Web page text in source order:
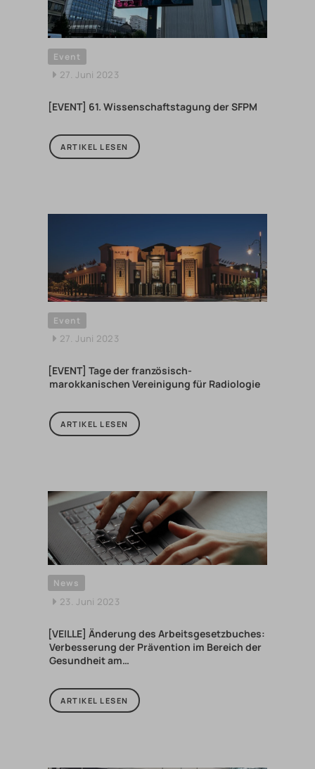
Event
27. Juni 2023
[EVENT] 61. Wissenschaftstagung der SFPM
ARTIKEL LESEN
Event
27. Juni 2023
[EVENT] Tage der französisch-
marokkanischen Vereinigung für Radiologie
ARTIKEL LESEN
News
23. Juni 2023
[VEILLE] Änderung des Arbeitsgesetzbuches:
Verbesserung der Prävention im Bereich der
Gesundheit am…
ARTIKEL LESEN